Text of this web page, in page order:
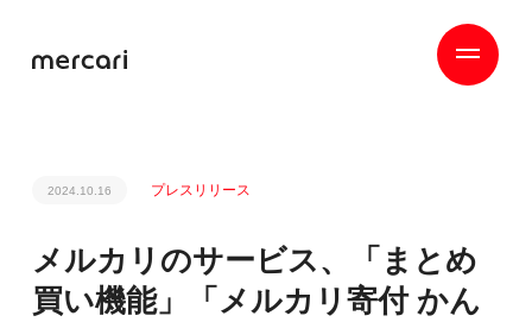
2024.10.16 プレスリリース
メルカリのサービス、「まとめ
買い機能」「メルカリ寄付 かん